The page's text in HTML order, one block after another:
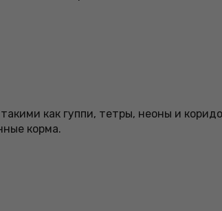
как гуппи, тетры, неоны и
корма.